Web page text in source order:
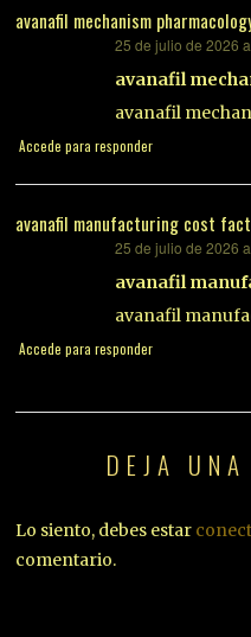
avanafil mechanism
25 de julio de 2026
avanafil
avanafil
Accede para responder
avanafil manufacturing cost
25 de julio de 2026
avanafil
avanafil
Accede para responder
DEJA
Lo siento, debes estar
comentario.